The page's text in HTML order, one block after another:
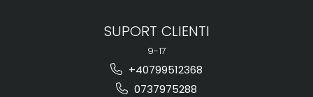
SUPORT CLIENTI
9-17
+40799512368
0737975288